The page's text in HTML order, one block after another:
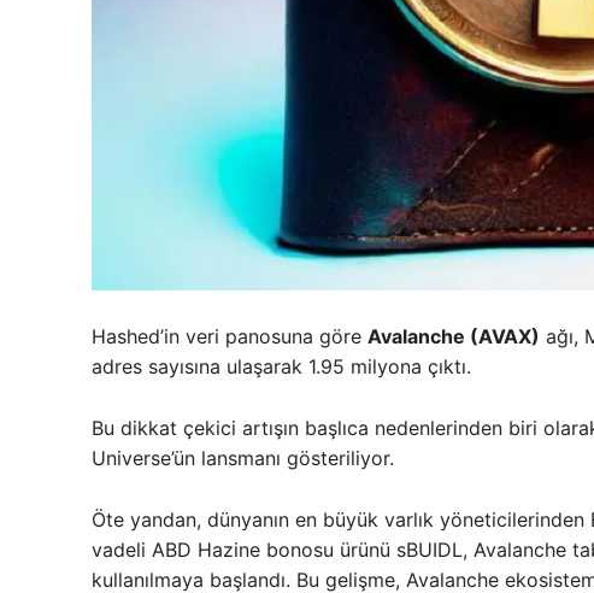
Hashed’in veri panosuna göre Avalanche (AVAX) ağı,
adres sayısına ulaşarak 1.95 milyona çıktı.
Bu dikkat çekici artışın başlıca nedenlerinden biri
Universe’ün lansmanı gösteriliyor.
Öte yandan, dünyanın en büyük varlık
vadeli ABD Hazine bonosu ürünü sBUIDL, Avalanche
kullanılmaya başlandı. Bu gelişme, Avalanche